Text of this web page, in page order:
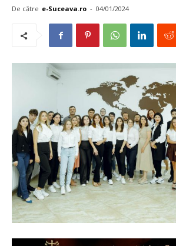
De către e-Suceava.ro - 04/01/2024